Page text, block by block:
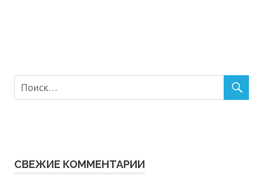
СВЕЖИЕ КОММЕНТАРИИ